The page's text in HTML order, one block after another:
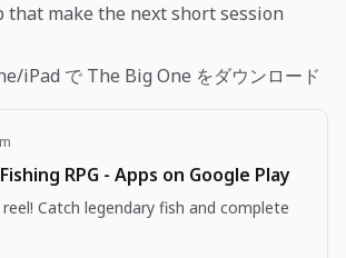
that make the next short session
iPad で The Big One をダウンロード
RPG - Apps on Google Play
Catch legendary fish and complete